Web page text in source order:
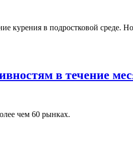
курения в подростковой среде.
в течение
чем 60 рынках.